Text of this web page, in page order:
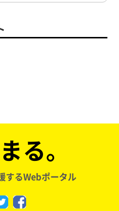
る。
するWebポータル